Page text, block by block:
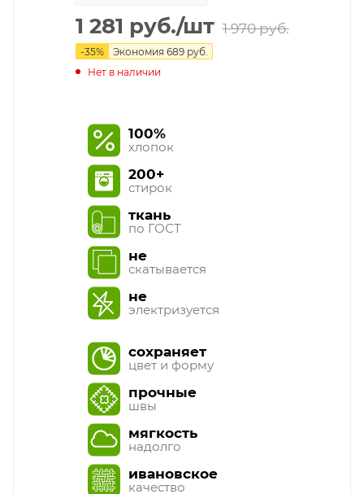
1 281 руб./шт 1 970руб.
-35% Экономия 689руб.
Нет в наличии
100%
хлопок
200+
стирок
ткань
по ГОСТ
не
скатывается
не
электризуется
сохраняет
цвет и форму
прочные
швы
мягкость
надолго
ивановское
качество